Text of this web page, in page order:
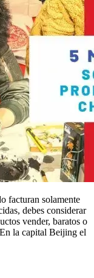
facturan solamente
debes considerar
vender, baratos o
la capital Beijing el